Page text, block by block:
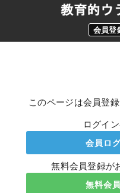
会員登
このページは会員登
ログイ
会員ロ
無料会員登録が
無料会